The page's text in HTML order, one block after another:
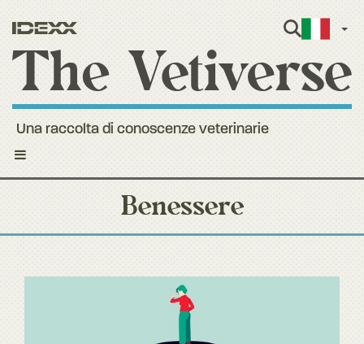
Toggle
Una raccolta di conoscenze veterinarie
Benessere